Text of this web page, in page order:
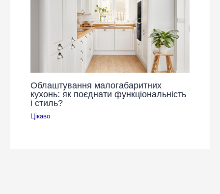
Облаштування малогабаритних
кухонь: як поєднати функціональність
і стиль?
Цікаво